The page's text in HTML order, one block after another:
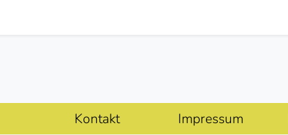
überspringen
Kontakt Impressum